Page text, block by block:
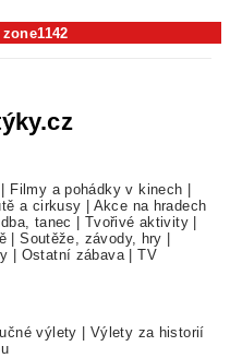
Filmy a pohádky v kinech
a cirkusy
Akce na hradech
tanec Tvořivé aktivity
|Soutěže, závody, hry
Ostatní zábava |TV
výlety
Výlety za historií